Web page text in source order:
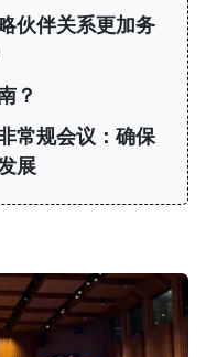
伙伴关系更加务
？
常规会议：确保
展